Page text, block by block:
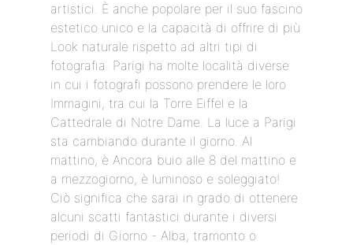
artistici. È anche popolare per il suo fascino
estetico unico e la capacità di offrire di più
Look naturale rispetto ad altri tipi di
fotografia. Parigi ha molte località diverse
in cui i fotografi possono prendere le loro
Immagini, tra cui la Torre Eiffel e la
Cattedrale di Notre Dame. La luce a Parigi
sta cambiando durante il giorno. Al
mattino, è Ancora buio alle 8 del mattino e
a mezzogiorno, è luminoso e soleggiato!
Ciò significa che sarai in grado di ottenere
alcuni scatti fantastici durante i diversi
periodi di Giorno - Alba, tramonto o